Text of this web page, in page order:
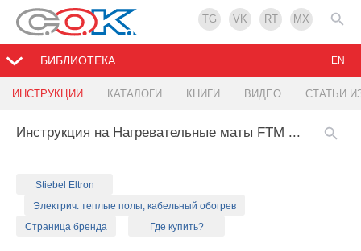
TG VK RT MX
БИБЛИОТЕКА
ИНСТРУКЦИИ КАТАЛОГИ КНИГИ ВИДЕО СТАТЬИ
EN
Инструкция на Нагревательные маты FTM ...
Stiebel Eltron
Электрич. теплые полы, кабельный обогрев
Страница бренда
Где купить?